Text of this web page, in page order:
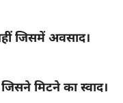
जिसमें अवसाद।
मिटने का स्वाद।